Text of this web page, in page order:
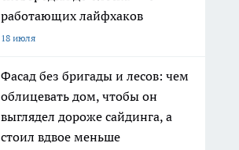
работающих лайфхаков
18 июля
Фасад без бригады и лесов: чем
облицевать дом, чтобы он
выглядел дороже сайдинга, а
стоил вдвое меньше